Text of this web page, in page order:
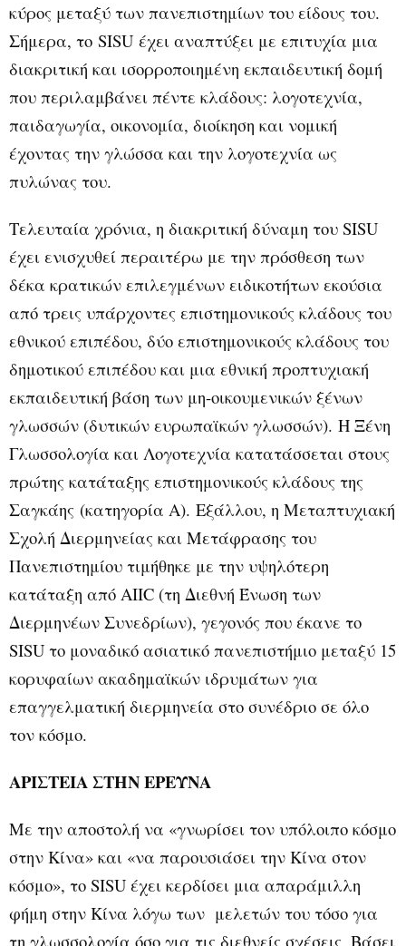
κύρος μεταξύ των πανεπιστημίων του είδους του.
Σήμερα, το SISU έχει αναπτύξει με επιτυχία μια
διακριτική και ισορροποιημένη εκπαιδευτική δομή
που περιλαμβάνει πέντε κλάδους: λογοτεχνία,
παιδαγωγία, οικονομία, διοίκηση και νομική
έχοντας την γλώσσα και την λογοτεχνία ως
πυλώνας του.
Τελευταία χρόνια, η διακριτική δύναμη του SISU
έχει ενισχυθεί περαιτέρω με την πρόσθεση των
δέκα κρατικών επιλεγμένων ειδικοτήτων εκούσια
από τρεις υπάρχοντες επιστημονικούς κλάδους του
εθνικού επιπέδου, δύο επιστημονικούς κλάδους του
δημοτικού επιπέδου και μια εθνική προπτυχιακή
εκπαιδευτική βάση των μη-οικουμενικών ξένων
γλωσσών (δυτικών ευρωπαϊκών γλωσσών). Η Ξένη
Γλωσσολογία και Λογοτεχνία κατατάσσεται στους
πρώτης κατάταξης επιστημονικούς κλάδους της
Σαγκάης (κατηγορία Α). Εξάλλου, η Μεταπτυχιακή
Σχολή Διερμηνείας και Μετάφρασης του
Πανεπιστημίου τιμήθηκε με την υψηλότερη
κατάταξη από ΑΙΙC (τη Διεθνή Ένωση των
Διερμηνέων Συνεδρίων), γεγονός που έκανε το
SISU το μοναδικό ασιατικό πανεπιστήμιο μεταξύ 15
κορυφαίων ακαδημαϊκών ιδρυμάτων για
επαγγελματική διερμηνεία στο συνέδριο σε όλο
τον κόσμο.
ΑΡΙΣΤΕΙΑ ΣΤΗΝ ΕΡΕΥΝΑ
Με την αποστολή να «γνωρίσει τον υπόλοιπο κόσμο
στην Κίνα» και «να παρουσιάσει την Κίνα στον
κόσμο», το SISU έχει κερδίσει μια απαράμιλλη
φήμη στην Κίνα λόγω των μελετών του τόσο για
τη γλωσσολογία όσο για τις διεθνείς σχέσεις. Βάσει